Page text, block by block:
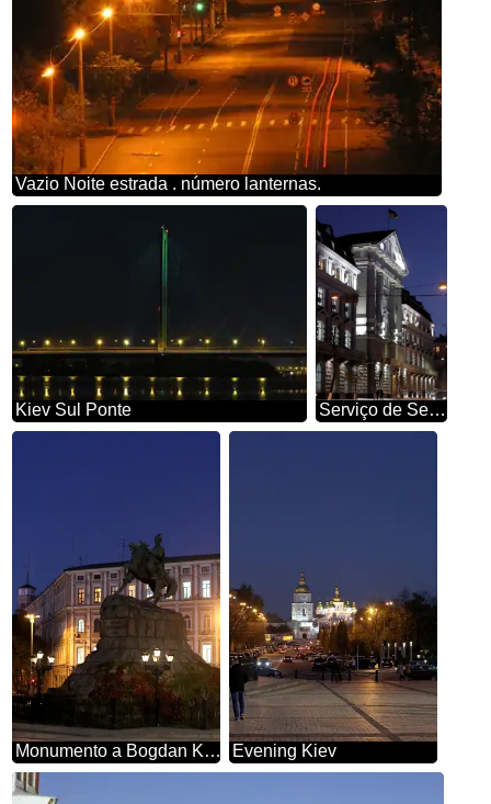
Vazio Noite estrada . número lanternas.
Kiev Sul Ponte Serviço de Segurança da Ucrânia
Monumento a Bogdan Khmelnitsky à noite Evening Kiev